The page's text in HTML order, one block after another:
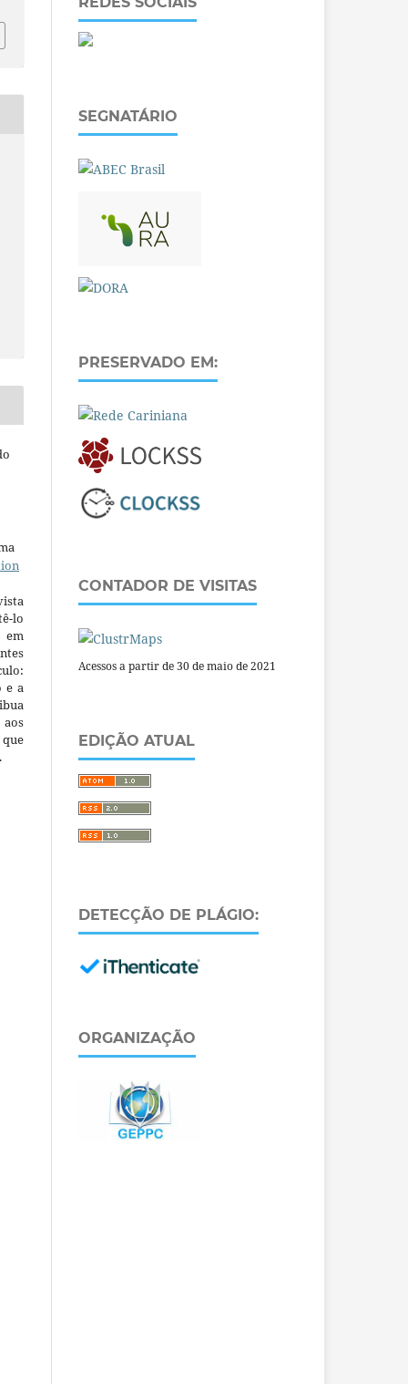
lo
em
e a
SEGNATÁRIO
PRESERVADO EM:
CONTADOR DE VISITAS
Acessos a partir de 30 de maio de 2021
EDIÇÃO ATUAL
DETECÇÃO DE PLÁGIO:
ORGANIZAÇÃO